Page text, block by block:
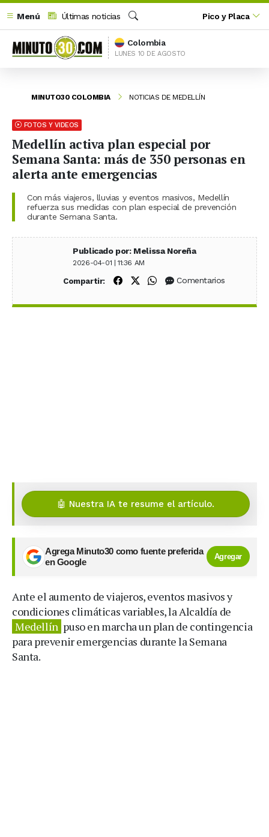
Menú
Últimas noticias
Buscar
Pico y Placa
Colombia
LUNES 10 DE AGOSTO
MINUTO30 COLOMBIA NOTICIAS DE MEDELLÍN
FOTOS Y VIDEOS
Medellín activa plan especial por
Semana Santa: más de 350 personas en
alerta ante emergencias
Con más viajeros, lluvias y eventos masivos, Medellín
refuerza sus medidas con plan especial de prevención
durante Semana Santa.
Publicado por: Melissa Noreña
2026-04-01 | 11:36 AM
Compartir: Compartir en Facebook
Compartir en X (Twitter)
Compartir en WhatsApp
Comentarios
🤖 Nuestra IA te resume el artículo.
Agrega Minuto30 como fuente preferida
en Google
Agregar
Ante el aumento de viajeros, eventos masivos y
condiciones climáticas variables, la Alcaldía de
Medellín puso en marcha un plan de contingencia
para prevenir emergencias durante la Semana
Santa.